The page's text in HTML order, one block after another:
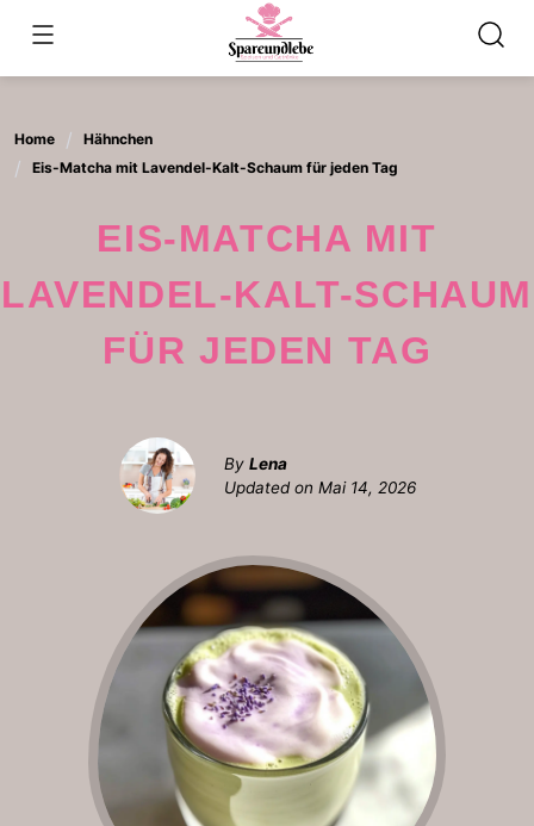
content
Home
Hähnchen
Eis-Matcha mit Lavendel-Kalt-Schaum für jeden Tag
EIS-MATCHA MIT
LAVENDEL-KALT-SCHAUM
FÜR JEDEN TAG
By Lena
Updated on Mai 14, 2026